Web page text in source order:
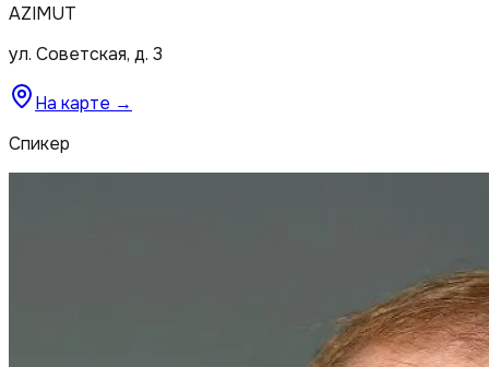
AZIMUT
ул. Советская, д. 3
На карте →
Спикер